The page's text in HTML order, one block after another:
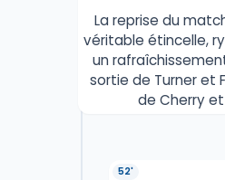
La reprise du
véritable étincelle,
un
sortie de Turner et
de Cherry et
52'